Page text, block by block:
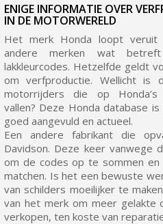
ENIGE INFORMATIE OVER
IN DE MOTORWERELD
Het merk Honda loopt
andere merken wat
lakkleurcodes. Hetzelfde geldt
om verfproductie. Wellicht is
motorrijders die op
vallen? Deze Honda database
goed aangevuld en actueel.
Een andere fabrikant die
Davidson. Deze keer vanwege
om de codes op te sommen en
matchen. Is het een bewuste
van schilders moeilijker te
van het merk om meer gelakte
verkopen, ten koste van